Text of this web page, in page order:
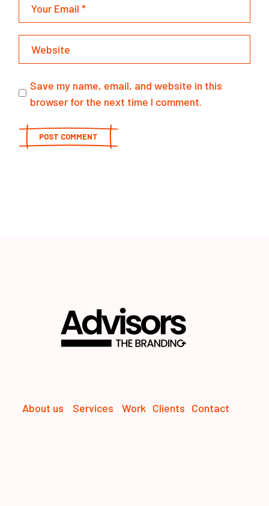
Save my name, email, and website in this
browser for the next time I comment.
POST COMMENT
About us Services Work Clients Contact